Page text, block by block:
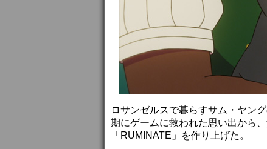
ロサンゼルスで暮らすサム・ヤン
期にゲームに救われた思い出から
「RUMINATE」を作り上げた。